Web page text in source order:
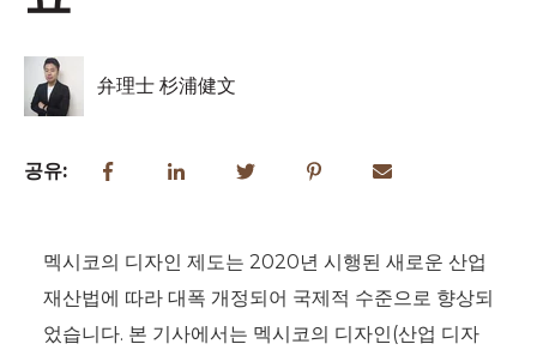
弁理士 杉浦健文
공유:
멕시코의 디자인 제도는 2020년 시행된 새로운 산업
재산법에 따라 대폭 개정되어 국제적 수준으로 향상되
었습니다. 본 기사에서는 멕시코의 디자인(산업 디자